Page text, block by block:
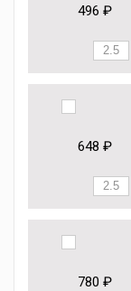
496 ₽
648 ₽
780 ₽